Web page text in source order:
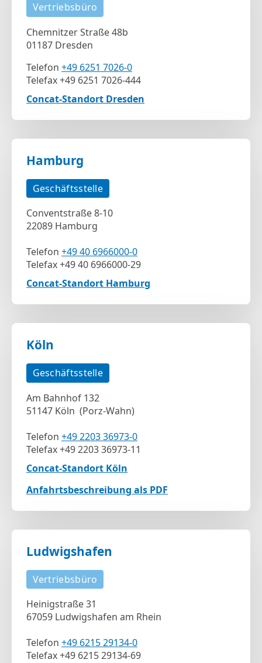
Vertriebsbüro
Chemnitzer Straße 48b
01187 Dresden
Telefon +49 6251 7026-0
Telefax +49 6251 7026-444
Concat-Standort Dresden
Hamburg
Geschäftsstelle
Conventstraße 8-10
22089 Hamburg
Telefon +49 40 6966000-0
Telefax +49 40 6966000-29
Concat-Standort Hamburg
Köln
Geschäftsstelle
Am Bahnhof 132
51147 Köln (Porz-Wahn)
Telefon +49 2203 36973-0
Telefax +49 2203 36973-11
Concat-Standort Köln
Anfahrtsbeschreibung als PDF
Ludwigshafen
Vertriebsbüro
Heinigstraße 31
67059 Ludwigshafen am Rhein
Telefon +49 6215 29134-0
Telefax +49 6215 29134-69